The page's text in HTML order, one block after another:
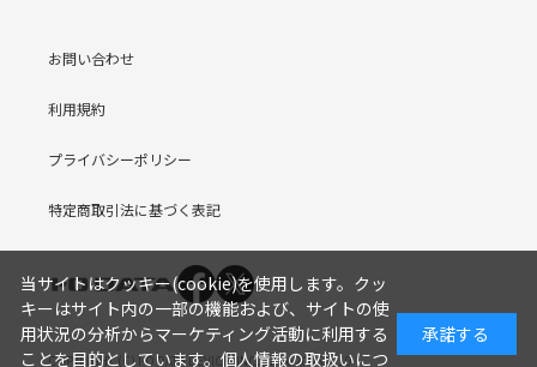
お問い合わせ
利用規約
プライバシーポリシー
特定商取引法に基づく表記
COPYRIGHT (C) I-O DATA DEVICE, INC. Since 2005.9.19
当サイトはクッキー(cookie)を使用します。クッ
キーはサイト内の一部の機能および、サイトの使
用状況の分析からマーケティング活動に利用する
ことを目的としています。個人情報の取扱いにつ
承諾する